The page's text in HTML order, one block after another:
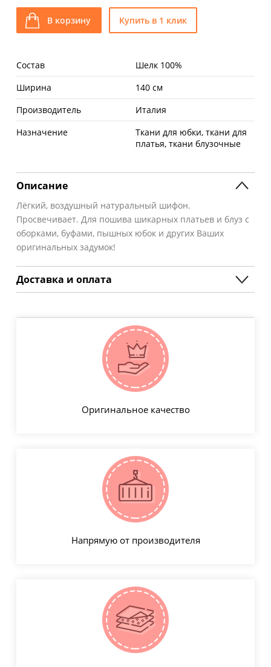
В корзину Купить в 1 клик
Состав
Шелк 100%
Ширина
140 см
Производитель
Италия
Назначение
Ткани для юбки, ткани для
платья, ткани блузочные
Описание
Лёгкий, воздушный натуральный шифон.
Просвечивает. Для пошива шикарных платьев и блуз с
оборками, буфами, пышных юбок и других Ваших
оригинальных задумок!
Доставка и оплата
Оригинальное качество
Напрямую от производителя